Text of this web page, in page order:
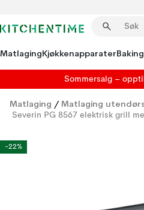
MatlagingKjøkkenapparaterBaking
Sommersalg –
Matlaging / Matlaging
Severin PG 8567 elektrisk grill
-22%